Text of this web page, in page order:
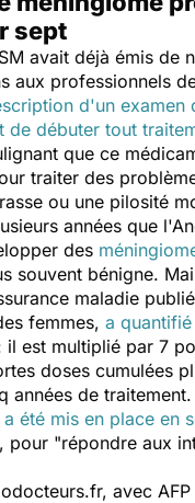
sept
avait déjà émis de
aux professionnels
d'un examen
de débuter tout
que ce
traiter des
ou une pilosité
années que
des
souvent bénigne.
maladie
femmes, a
il est multiplié par 7
doses cumulées
années de
a été mis en place en
pour "répondre aux
avec AFP